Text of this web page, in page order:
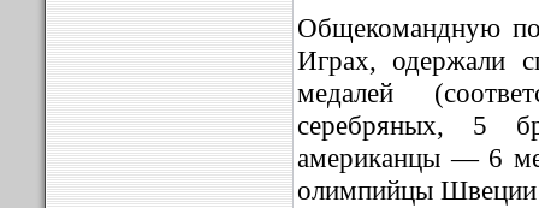
Общекомандную
Играх, одержали
медалей
серебряных, 5
американцы — 6
олимпийцы